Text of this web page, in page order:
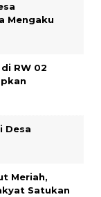
Mengaku
RW 02
Desa
Meriah,
Satukan